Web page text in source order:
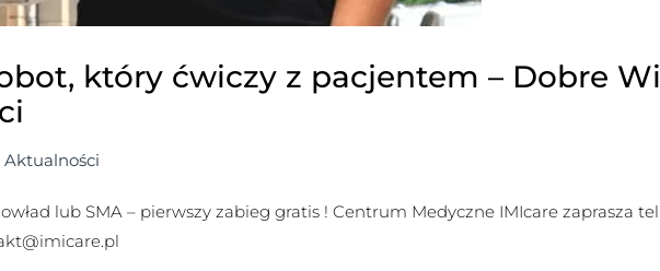
który ćwiczy z pacjentem – Dobre Wi
Aktualności
lub SMA – pierwszy zabieg gratis ! Centrum Medyczne IMIcare zaprasza tel